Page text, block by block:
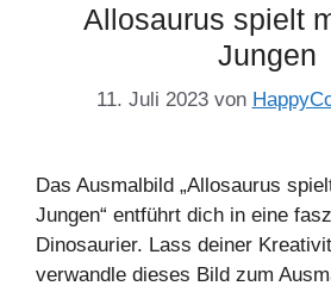
Allosaurus spielt
Jungen
11. Juli 2023 von
Das Ausmalbild „Allosaurus
Jungen“ entführt dich in eine
Dinosaurier. Lass deiner
verwandle dieses Bild zum